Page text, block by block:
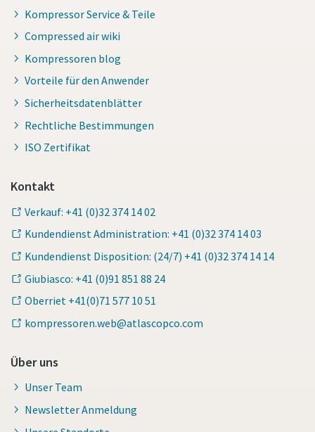
Kompressor Service & Teile
Compressed air wiki
Kompressoren blog
Vorteile für den Anwender
Sicherheitsdatenblätter
Rechtliche Bestimmungen
ISO Zertifikat
Kontakt
Verkauf: +41 (0)32 374 14 02
Kundendienst Administration: +41 (0)32 374 14 03
Kundendienst Disposition: (24/7) +41 (0)32 374 14 14
Giubiasco: +41 (0)91 851 88 24
Oberriet +41(0)71 577 10 51
kompressoren.web@atlascopco.com
Über uns
Unser Team
Newsletter Anmeldung